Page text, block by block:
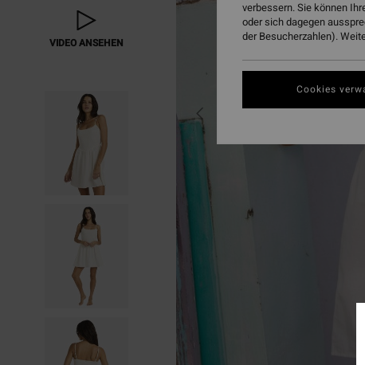
VIDEO ANSEHEN
verbessern. Sie können
oder sich dagegen
der Besucherzahlen).
Cookies